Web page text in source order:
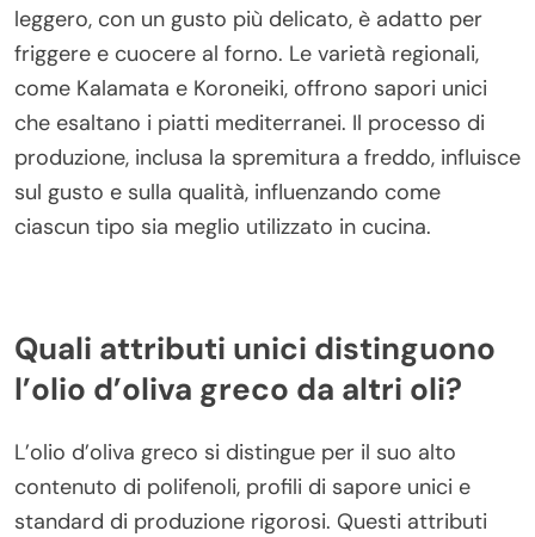
leggero, con un gusto più delicato, è adatto per
friggere e cuocere al forno. Le varietà regionali,
come Kalamata e Koroneiki, offrono sapori unici
che esaltano i piatti mediterranei. Il processo di
produzione, inclusa la spremitura a freddo, influisce
sul gusto e sulla qualità, influenzando come
ciascun tipo sia meglio utilizzato in cucina.
Quali attributi unici distinguono
l’olio d’oliva greco da altri oli?
L’olio d’oliva greco si distingue per il suo alto
contenuto di polifenoli, profili di sapore unici e
standard di produzione rigorosi. Questi attributi